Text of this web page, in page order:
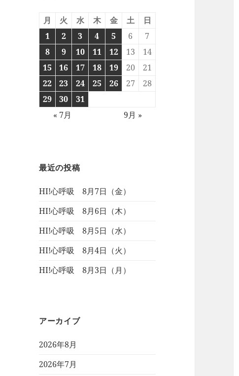
月 火 水 木 金 土
日
1
2 3 4 5 6
7
8
9 10 11 12 13
14
15
16 17 18 19 20
21
22
23 24 25 26 27
28
29
30
31
« 7月
9月 »
最近の投稿
HI!心呼吸 8月7日（金）
HI!心呼吸 8月6日（木）
HI!心呼吸 8月5日（水）
HI!心呼吸 8月4日（火）
HI!心呼吸 8月3日（月）
アーカイブ
2026年8月
2026年7月